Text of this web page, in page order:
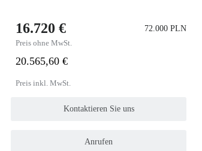
16.720 €
Preis ohne MwSt.
72.000 PLN
20.565,60 €
Preis inkl. MwSt.
Kontaktieren Sie uns
Anrufen